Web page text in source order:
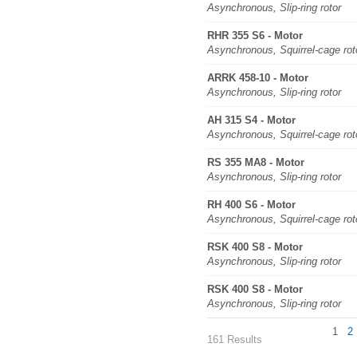
Asynchronous, Slip-ring rotor
RHR 355 S6 - Motor
Asynchronous, Squirrel-cage
ARRK 458-10 - Motor
Asynchronous, Slip-ring rotor
AH 315 S4 - Motor
Asynchronous, Squirrel-cage
RS 355 MA8 - Motor
Asynchronous, Slip-ring rotor
RH 400 S6 - Motor
Asynchronous, Squirrel-cage
RSK 400 S8 - Motor
Asynchronous, Slip-ring rotor
RSK 400 S8 - Motor
Asynchronous, Slip-ring rotor
161 Results
1 2